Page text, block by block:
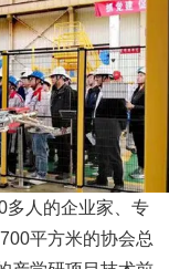
多人的企业家、专
平方米的协会总